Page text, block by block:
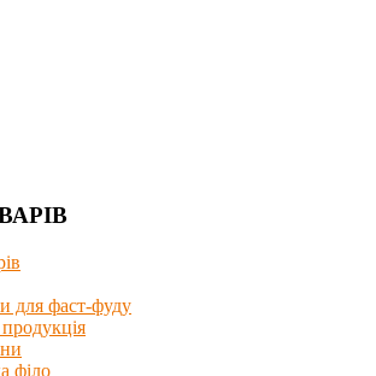
для фаст-фуду
філо